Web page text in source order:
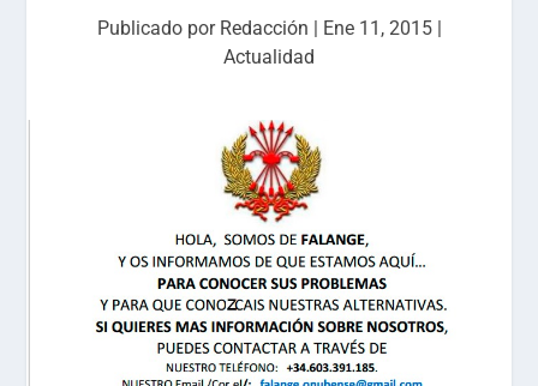
Publicado por Redacción | Ene 11, 2015|
Actualidad